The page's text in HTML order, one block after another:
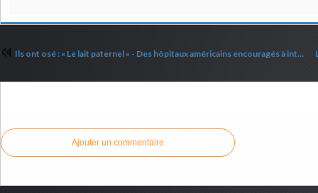
Ils ont osé : « Le lait paternel » - Des hôpitaux américains encouragés à intégrer un langage inclusif
Ajouter un commentaire